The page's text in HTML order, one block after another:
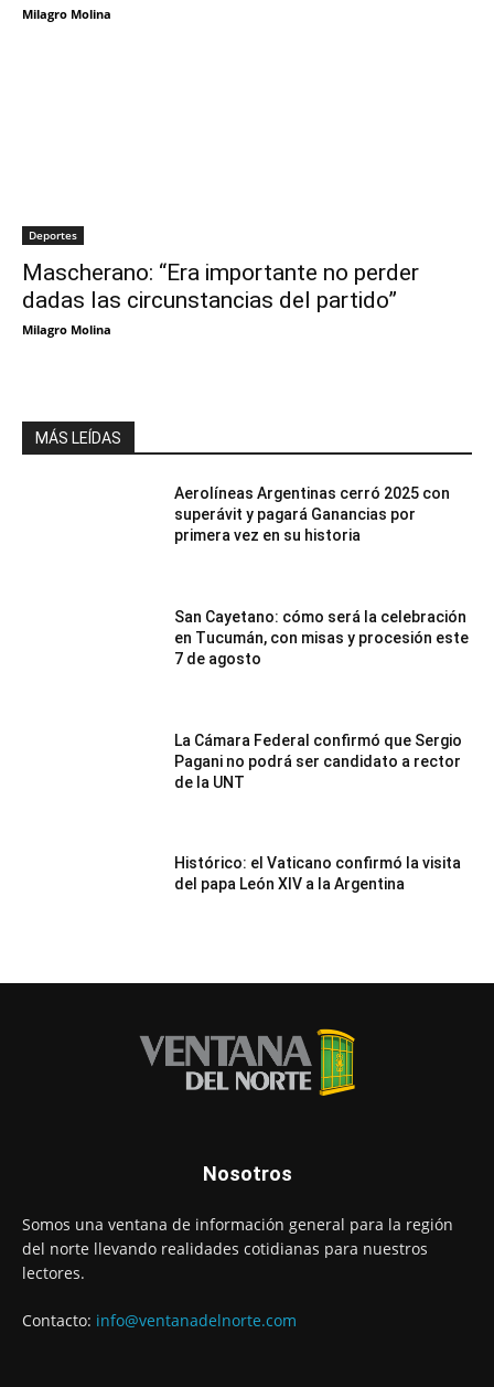
Milagro Molina
Deportes
Mascherano: “Era importante no perder
dadas las circunstancias del partido”
Milagro Molina
MÁS LEÍDAS
Aerolíneas Argentinas cerró 2025 con
superávit y pagará Ganancias por
primera vez en su historia
San Cayetano: cómo será la celebración
en Tucumán, con misas y procesión este
7 de agosto
La Cámara Federal confirmó que Sergio
Pagani no podrá ser candidato a rector
de la UNT
Histórico: el Vaticano confirmó la visita
del papa León XIV a la Argentina
Nosotros
Somos una ventana de información general para la región
del norte llevando realidades cotidianas para nuestros
lectores.
Contacto: info@ventanadelnorte.com